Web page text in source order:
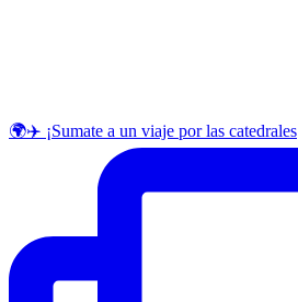
🌍✈️ ¡Sumate a un viaje por las catedrales